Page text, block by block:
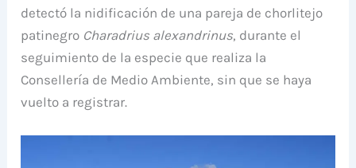
detectó la nidificación de una pareja de chorlitejo
patinegro Charadrius alexandrinus, durante el
seguimiento de la especie que realiza la
Consellería de Medio Ambiente, sin que se haya
vuelto a registrar.